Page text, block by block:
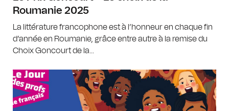
Roumanie 2025
La littérature francophone est à l’honneur en chaque fin
d’année en Roumanie, grâce entre autre à la remise du
Choix Goncourt de la...